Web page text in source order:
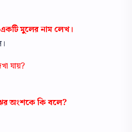
মুলের নাম লেখ।
যায়?
অংশকে কি বলে?